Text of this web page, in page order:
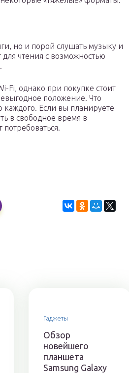
но и порой слушать музыку и
чтения с возможностью
Fi, однако при покупке стоит
положение. Что
каждого. Если вы планируете
в свободное время в
Гаджеты
Обзор
новейшего
планшета
Samsung Galaxy